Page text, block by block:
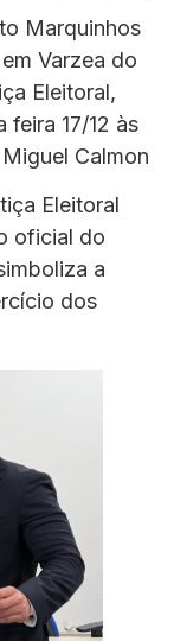
Marquinhos
Varzea do
Eleitoral,
feira 17/12 às
Calmon
Eleitoral
oficial do
a
dos